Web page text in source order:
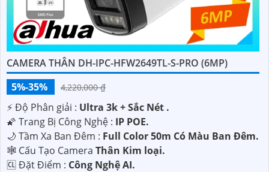
CAMERA THÂN DH-IPC-HFW2649TL-S-PRO (6MP)
5%-35%
4,220,000 ₫
️⚡ Độ Phân giải : Ultra 3k + Sắc Nét .
🌠 Trang Bị Công Nghệ : IP POE.
🌙 Tầm Xa Ban Đêm : Full Color 50m Có Màu Ban Ðêm.
🕸️ Cấu Tạo Camera Thân Kim loại.
️🆑 Đặt Điểm : Công Nghệ AI.